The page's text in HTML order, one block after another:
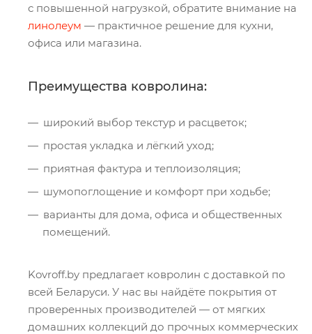
с повышенной нагрузкой, обратите внимание на
линолеум — практичное решение для кухни,
офиса или магазина.
Преимущества ковролина:
широкий выбор текстур и расцветок;
простая укладка и лёгкий уход;
приятная фактура и теплоизоляция;
шумопоглощение и комфорт при ходьбе;
варианты для дома, офиса и общественных
помещений.
Kovroff.by предлагает ковролин с доставкой по
всей Беларуси. У нас вы найдёте покрытия от
проверенных производителей — от мягких
домашних коллекций до прочных коммерческих